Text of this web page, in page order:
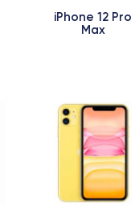
iPhone 12 Pro
Max